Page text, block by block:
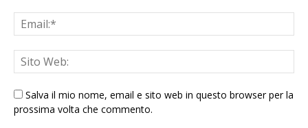
Salva il mio nome, email e sito web in questo browser per la
prossima volta che commento.